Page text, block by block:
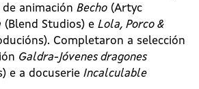
animación Becho (Artyc
(Blend Studios) e Lola, Porco &
Completaron a selección
Galdra-Jóvenes dragones
e a docuserie Incalculable